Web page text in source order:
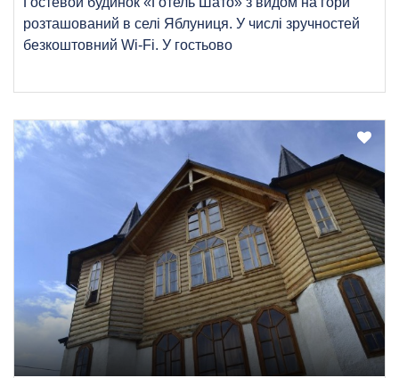
розташований в селі Яблуниця. У числі зручностей
безкоштовний Wi-Fi. У гостьово